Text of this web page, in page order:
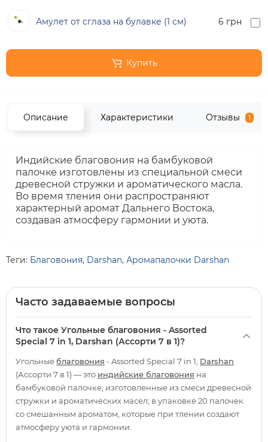
Амулет от сглаза на булавке (1 см) 6 грн
Купить
Описание Характеристики Отзывы 1
Индийские благовония на бамбуковой
палочке изготовлены из специальной смеси
древесной стружки и ароматического масла.
Во время тления они распространяют
характерный аромат Дальнего Востока,
создавая атмосферу гармонии и уюта.
Теги: Благовония, Darshan, Аромапалочки Darshan
Часто задаваемые вопросы
Что такое Угольные благовония - Assorted
Special 7 in 1, Darshan (Ассорти 7 в 1)?
Угольныеблаговония - Assorted Special 7 in 1, Darshan
(Ассорти 7 в 1) — это индийские благовония на
бамбуковой палочке, изготовленные из смеси древесной
стружки и ароматических масел; в упаковке 20 палочек
со смешанным ароматом, которые при тлении создают
атмосферу уюта и гармонии.